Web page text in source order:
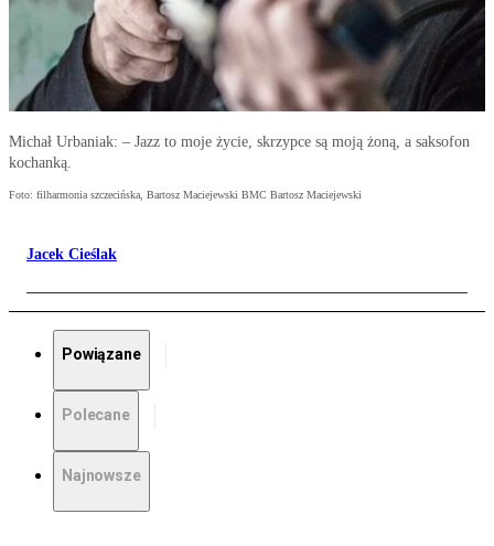
Michał Urbaniak: – Jazz to moje życie, skrzypce są moją żoną, a saksofon
kochanką.
Foto: filharmonia szczecińska, Bartosz Maciejewski BMC Bartosz Maciejewski
Jacek Cieślak
Powiązane
Polecane
Najnowsze